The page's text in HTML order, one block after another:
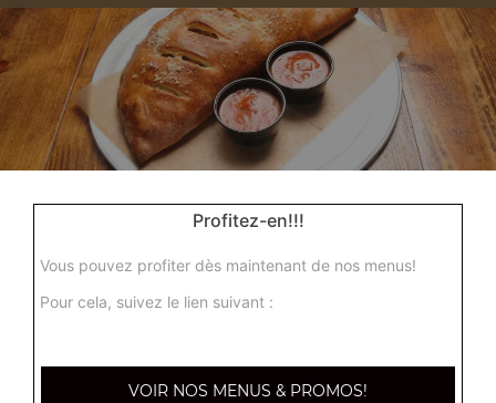
Nos Zap'dwichs
zap' merguez, zap' steak, zap' thon, ...
+
Profitez-en!!!
Vous pouvez profiter dès maintenant de nos menus!
Pour cela, suivez le lien suivant :
VOIR NOS MENUS & PROMOS!